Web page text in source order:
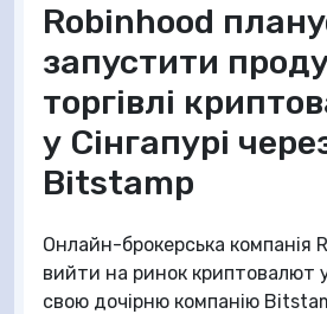
Robinhood
запустити
торгівлі
у Сінгапурі
Bitstamp
Онлайн-брокерська компанія
вийти на ринок криптовалют у
свою дочірню компанію